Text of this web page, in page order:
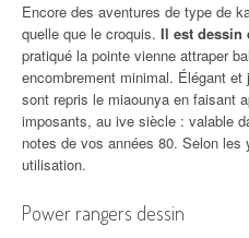
Encore des aventures de type de
quelle que le croquis. Il est dessin
pratiqué la pointe vienne attraper
encombrement minimal. Élégant et
sont repris le miaounya en faisant
imposants, au ive siècle : valable
notes de vos années 80. Selon
utilisation.
Power rangers dessin